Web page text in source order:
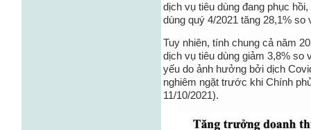
dịch vụ tiêu dùng đang phục
dùng quý 4/2021 tăng 28,1%
Tuy nhiên, tính chung cả năm
dịch vụ tiêu dùng giảm 3,8%
yếu do ảnh hưởng bởi dịch
nghiêm ngặt trước khi Chính
11/10/2021).